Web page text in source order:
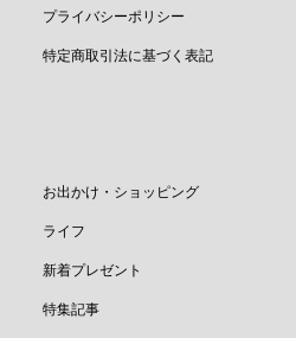
プライバシーポリシー
特定商取引法に基づく表記
お出かけ・ショッピング
ライフ
新着プレゼント
特集記事